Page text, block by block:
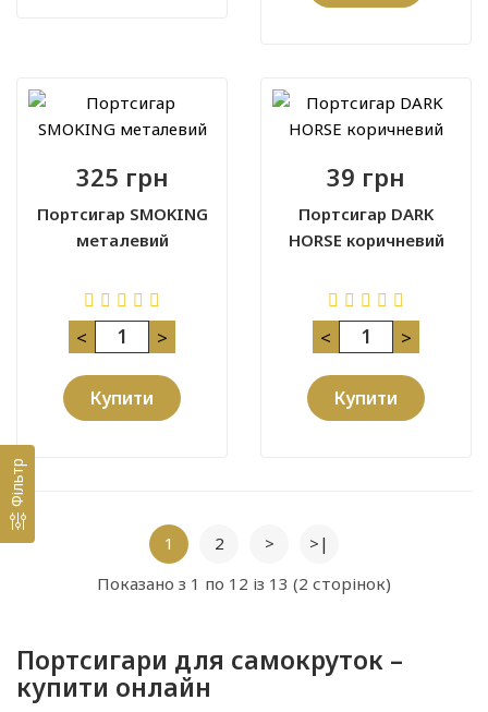
Фільтр
325 грн
Портсигар SMOKING
металевий
< >
Купити
39 грн
Портсигар DARK
HORSE коричневий
< >
Купити
1 2 >
>|
Показано з 1 по 12 із 13 (2 сторінок)
Портсигари для самокруток –
купити онлайн